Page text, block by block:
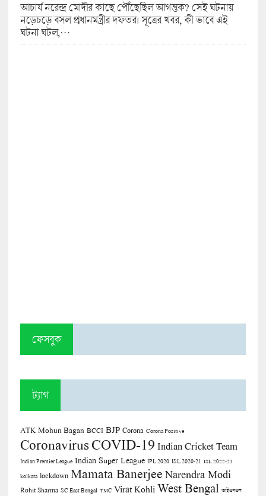
আচার্য নরেন্দ্র মোদীর কাছে পৌঁছেছিল আগন্তুক? সেই ঘটনায়
নড়েচড়ে বসল প্রধানমন্ত্রীর দফতর। সূত্রের খবর, কী ভাবে এই
ঘটনা ঘটল,…
ফেসবুক
ট্যাগ
ATK Mohun Bagan BCCI BJP Corona Corona Positive
CoronavirusCOVID-19 Indian Cricket Team
Indian Premier League Indian Super League IPL 2020 ISL 2020-21 ISL 2022-23
kolkata lockdown Mamata Banerjee Narendra Modi
Rohit Sharma SC East Bengal TMC Virat Kohli West Bengal আইএসএল